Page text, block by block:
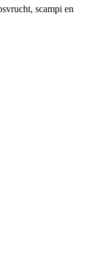
scampi en